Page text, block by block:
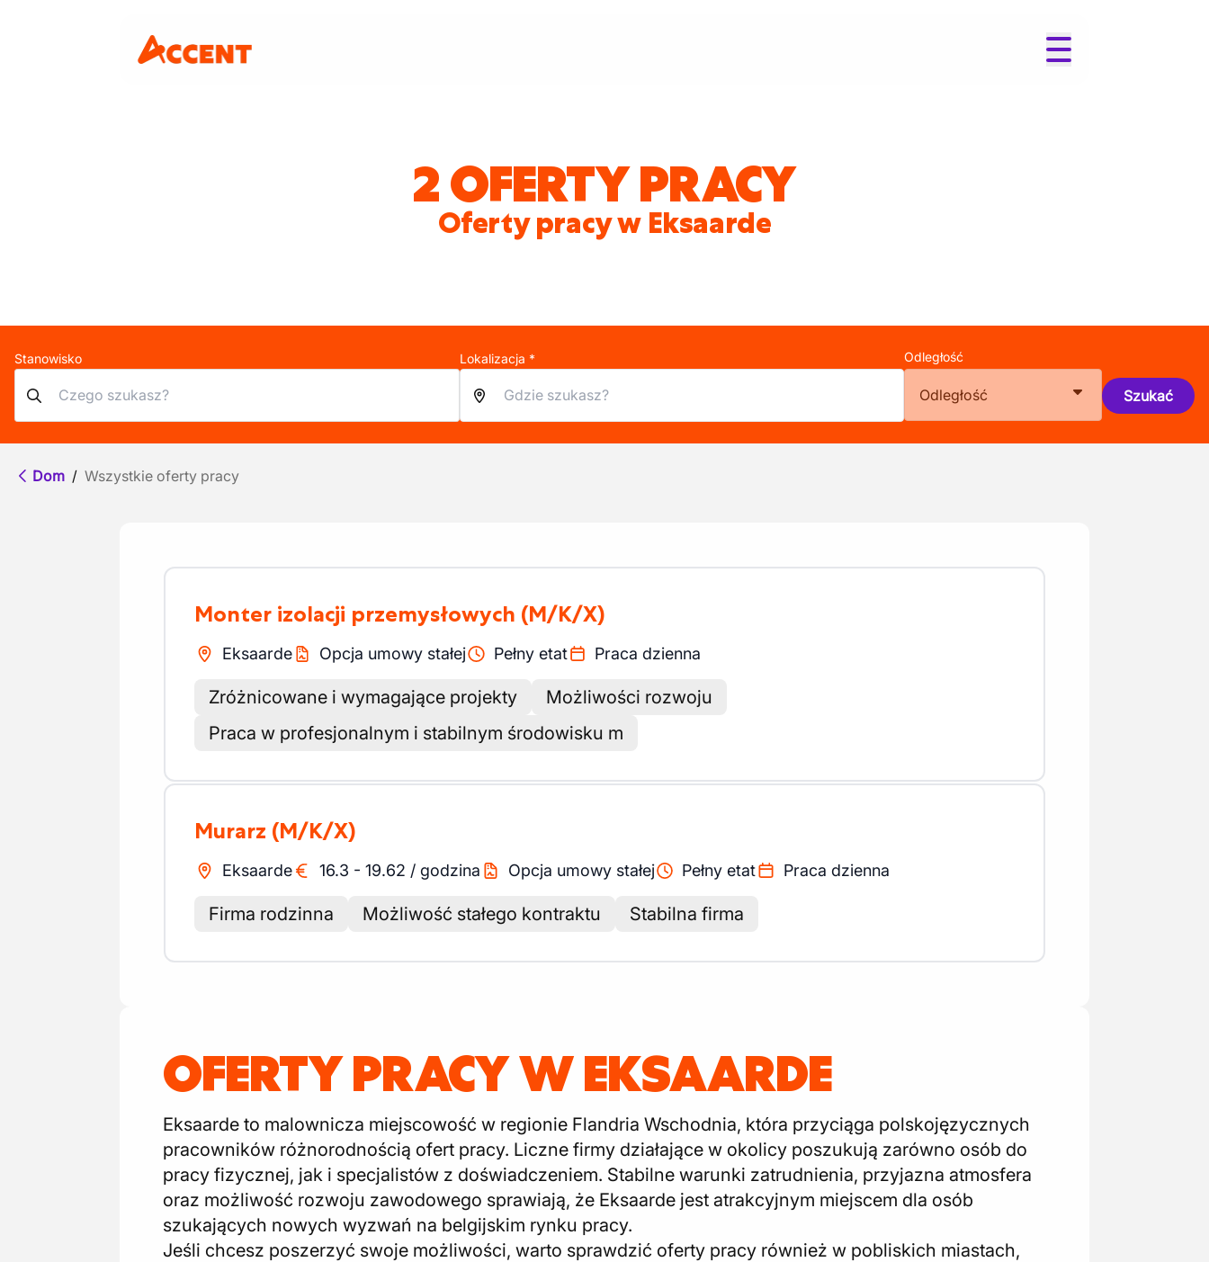
2 OFERTY PRACY
Oferty pracy w Eksaarde
Stanowisko Lokalizacja * Odległość
Odległość Szukać
Dom / Wszystkie oferty pracy
Monter izolacji przemysłowych (M/K/X)
Eksaarde Opcja umowy stałej Pełny etat Praca dzienna
Zróżnicowane i wymagające projekty
Możliwości rozwoju
Praca w profesjonalnym i stabilnym środowisku m
Murarz (M/K/X)
Eksaarde 16.3 - 19.62 / godzina Opcja umowy stałej Pełny etat Praca dzienna
Firma rodzinna Możliwość stałego kontraktu Stabilna firma
OFERTY PRACY W EKSAARDE
Eksaarde to malownicza miejscowość w regionie Flandria Wschodnia, która przyciąga polskojęzycznych
pracowników różnorodnością ofert pracy. Liczne firmy działające w okolicy poszukują zarówno osób do
pracy fizycznej, jak i specjalistów z doświadczeniem. Stabilne warunki zatrudnienia, przyjazna atmosfera
oraz możliwość rozwoju zawodowego sprawiają, że Eksaarde jest atrakcyjnym miejscem dla osób
szukających nowych wyzwań na belgijskim rynku pracy.
Jeśli chcesz poszerzyć swoje możliwości, warto sprawdzić oferty pracy również w pobliskich miastach,